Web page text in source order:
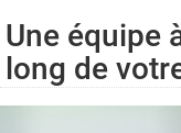
Une équipe
long de